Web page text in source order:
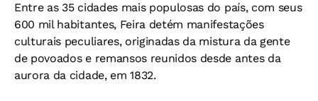
Entre as 35 cidades mais populosas do país, com seus
600 mil habitantes, Feira detém manifestações
culturais peculiares, originadas da mistura da gente
de povoados e remansos reunidos desde antes da
aurora da cidade, em 1832.